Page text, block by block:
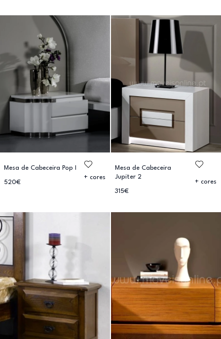
Mesa de Cabeceira Pop I
520€
+ cores
Mesa de Cabeceira
Jupiter 2
315€
+ cores